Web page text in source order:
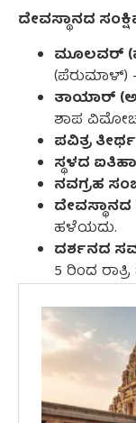
ದೇವಸ್ಥಾನದ
ಮೂಲವರ್
(ಪೆರುಮಾಳ್)
ತಾಯಾರ್
ಶಾಪ
ಪವಿತ್ರ
ಸ್ಥಳದ
ನವಗ್ರಹ
ಹಳೆಯದು.
ದರ್ಶನದ
5 ರಿಂದ